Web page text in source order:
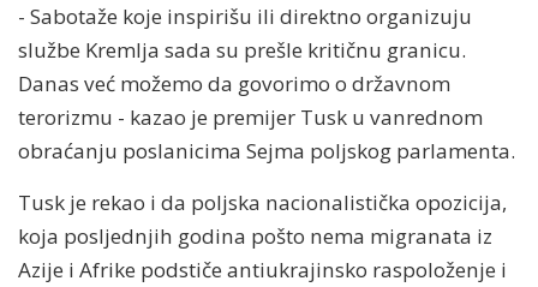
- Sabotaže koje inspirišu ili direktno organizuju
službe Kremlja sada su prešle kritičnu granicu.
Danas već možemo da govorimo o državnom
terorizmu - kazao je premijer Tusk u vanrednom
obraćanju poslanicima Sejma poljskog parlamenta.
Tusk je rekao i da poljska nacionalistička opozicija,
koja posljednjih godina pošto nema migranata iz
Azije i Afrike podstiče antiukrajinsko raspoloženje i